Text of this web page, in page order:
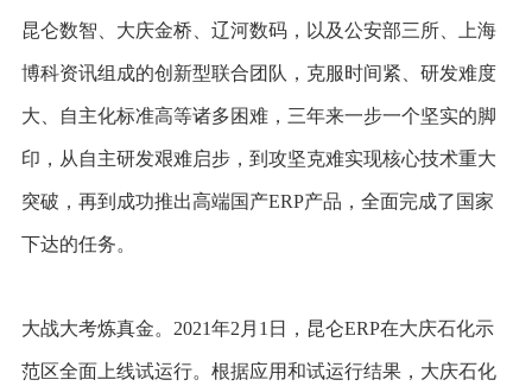
昆仑数智、大庆金桥、辽河数码，以及公安部三所、上海
博科资讯组成的创新型联合团队，克服时间紧、研发难度
大、自主化标准高等诸多困难，三年来一步一个坚实的脚
印，从自主研发艰难启步，到攻坚克难实现核心技术重大
突破，再到成功推出高端国产ERP产品，全面完成了国家
下达的任务。
大战大考炼真金。2021年2月1日，昆仑ERP在大庆石化示
范区全面上线试运行。根据应用和试运行结果，大庆石化